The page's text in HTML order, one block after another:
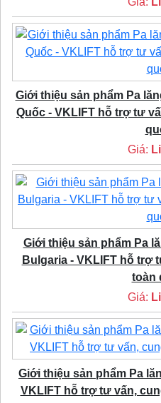
Giới thiệu sản phẩm Pa
Quốc - VKLIFT hỗ trợ tư
Giá:
Giới thiệu sản phẩm Pa
Bulgaria - VKLIFT hỗ trợ
toàn
Giá:
Giới thiệu sản phẩm Pa
VKLIFT hỗ trợ tư vấn,